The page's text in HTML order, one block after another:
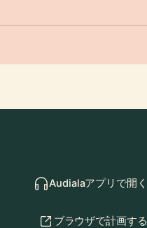
Audialaアプリで開く
ブラウザで計画する